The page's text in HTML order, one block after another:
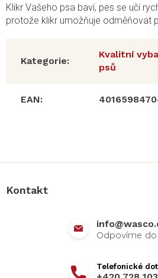
Klikr Vašeho psa baví, pes se učí
protože klikr umožňuje odměňovat
Kategorie:
Kvalitní
psů
EAN:
Kontakt
info@